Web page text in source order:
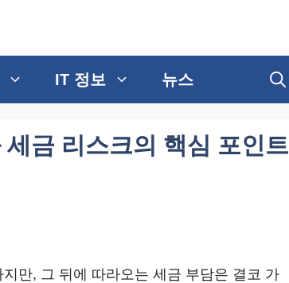
IT 정보 뉴스
금 리스크의 핵심 포인트
만, 그 뒤에 따라오는 세금 부담은 결코 가